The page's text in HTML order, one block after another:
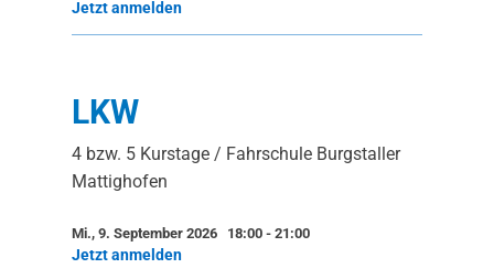
Jetzt anmelden
LKW
4 bzw. 5 Kurstage / Fahrschule Burgstaller
Mattighofen
Jetzt anmelden
Mi., 9. September 2026 18:00- 21:00